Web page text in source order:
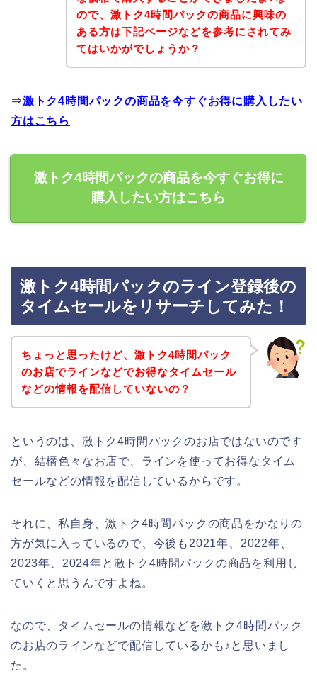
ので、激トク4時間パックの商品に興味の
ある方は下記ページなどを参考にされてみ
てはいかがでしょうか？
⇒激トク4時間パックの商品を今すぐお得に購入したい
方はこちら
激トク4時間パックの商品を今すぐお得に
購入したい方はこちら
激トク4時間パックのライン登録後の
タイムセールをリサーチしてみた！
ちょっと思ったけど、激トク4時間パック
のお店でラインなどでお得なタイムセール
などの情報を配信していないの？
というのは、激トク4時間パックのお店ではないのです
が、結構色々なお店で、ラインを使ってお得なタイム
セールなどの情報を配信しているからです。
それに、私自身、激トク4時間パックの商品をかなりの
方が気に入っているので、今後も2021年、2022年、
2023年、2024年と激トク4時間パックの商品を利用し
ていくと思うんですよね。
なので、タイムセールの情報などを激トク4時間パック
のお店のラインなどで配信しているかも♪と思いまし
た。